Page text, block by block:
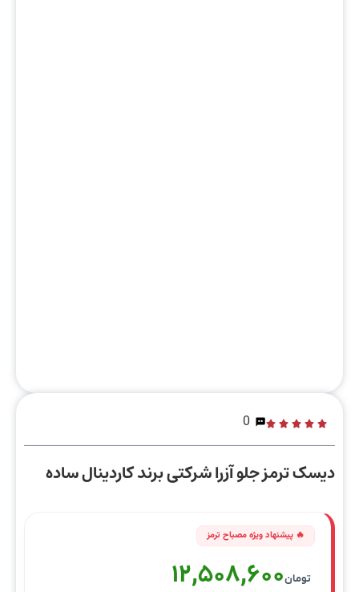
0
دیسک ترمز جلو آزرا شرکتی برند کاردینال ساده
تومان12,508,600